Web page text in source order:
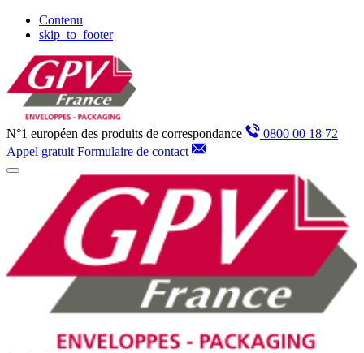
Contenu
skip_to_footer
N°1 européen des produits de correspondance
0800 00 18 72
Appel gratuit Formulaire de contact